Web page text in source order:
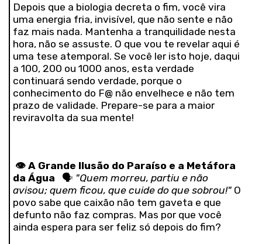
Depois que a biologia decreta o fim, você vira
uma energia fria, invisível, que não sente e não
faz mais nada. Mantenha a tranquilidade nesta
hora, não se assuste. O que vou te revelar aqui é
uma tese atemporal. Se você ler isto hoje, daqui
a 100, 200 ou 1000 anos, esta verdade
continuará sendo verdade, porque o
conhecimento do F@ não envelhece e não tem
prazo de validade. Prepare-se para a maior
reviravolta da sua mente!
👁️ A Grande Ilusão do Paraíso e a Metáfora
da Água
🗣️ "Quem morreu, partiu e não
avisou; quem ficou, que cuide do que sobrou!" O
povo sabe que caixão não tem gaveta e que
defunto não faz compras. Mas por que você
ainda espera para ser feliz só depois do fim?